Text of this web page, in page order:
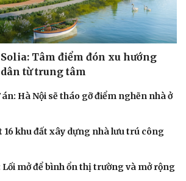
Tâm điểm đón xu hướng
từ trung tâm
án: Hà Nội sẽ tháo gỡ điểm nghẽn nhà ở
16 khu đất xây dựng nhà lưu trú công
Lối mở để bình ổn thị trường và mở rộng